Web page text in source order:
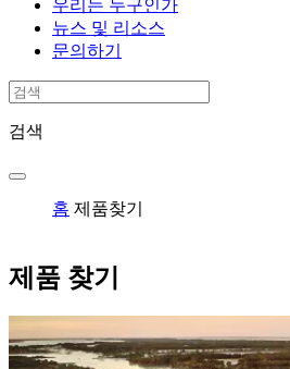
우리는 누구인가
뉴스 및 리소스
문의하기
검색
홈 제품찾기
제품 찾기